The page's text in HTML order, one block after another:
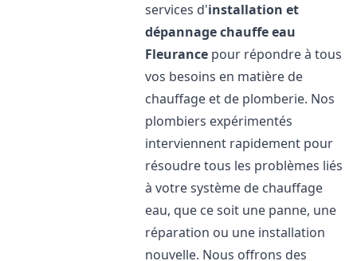
services d'installation et
dépannage chauffe eau
Fleurance pour répondre à tous
vos besoins en matière de
chauffage et de plomberie. Nos
plombiers expérimentés
interviennent rapidement pour
résoudre tous les problèmes liés
à votre système de chauffage
eau, que ce soit une panne, une
réparation ou une installation
nouvelle. Nous offrons des